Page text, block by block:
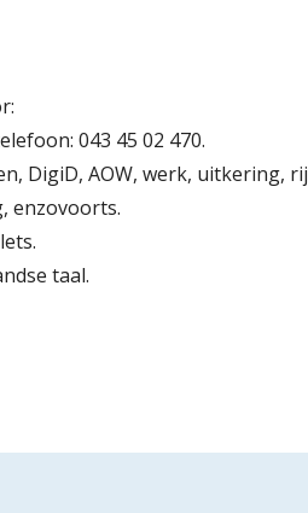
043 45 02 470.
DigiD, AOW, werk, uitkering,
enzovoorts.
taal.